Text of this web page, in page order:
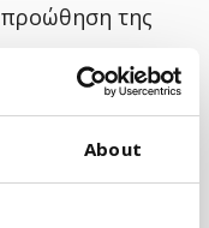
About
προώθηση της